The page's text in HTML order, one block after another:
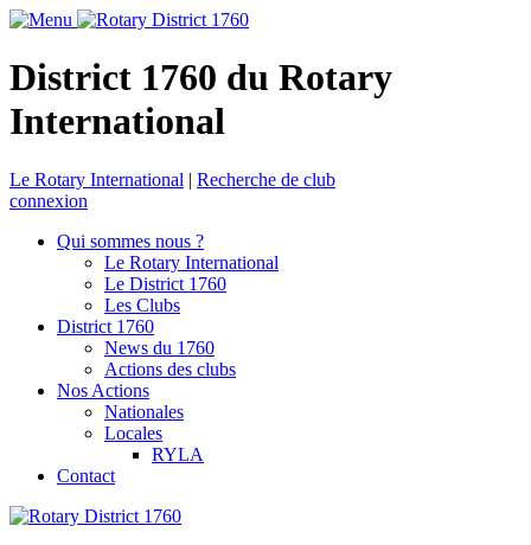
District 1760 du Rotary
International
Le Rotary International | Recherche de club
connexion
Qui sommes nous ?
Le Rotary International
Le District 1760
Les Clubs
District 1760
News du 1760
Actions des clubs
Nos Actions
Nationales
Locales
RYLA
Contact